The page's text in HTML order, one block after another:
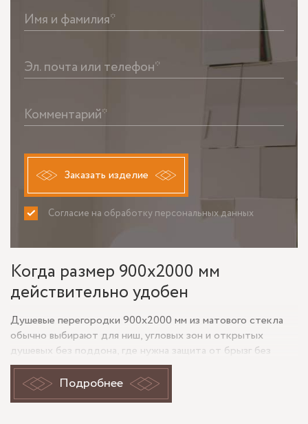
Имя и фамилия*
Эл. почта или телефон*
Комментарий*
Заказать изделие
Согласие на обработку персональных данных
ПРИНИМАЮ НЕ ПРИНИМАЮ
Когда размер 900x2000 мм
действительно удобен
Душевые перегородки 900x2000 мм из матового стекла
обычно выбирают для ниш, угловых зон и открытых
душевых без поддона, где нужна защита от брызг без
ощущения тяжёлой кабины. Формат 900 по ширине даёт
рабочую зону, достаточную для повседневного
использования, а высота 2000 мм хорошо перекрывает
Подробнее